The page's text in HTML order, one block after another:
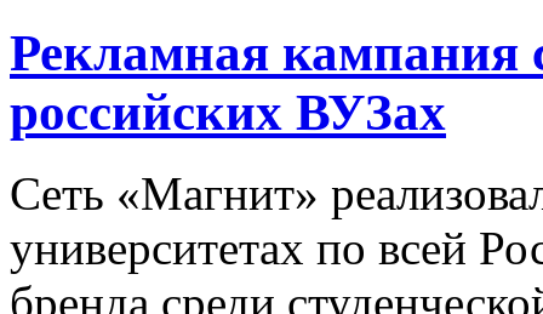
Рекламная кампания
российских ВУЗах
Сеть «Магнит»
университетах по всей
бренда среди